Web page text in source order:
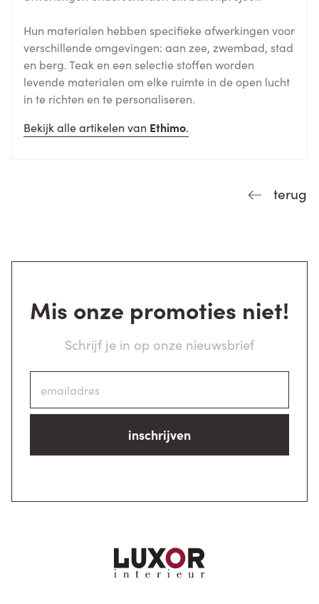
Hun materialen hebben specifieke afwerkingen voor
verschillende omgevingen: aan zee, zwembad, stad
en berg. Teak en een selectie stoffen worden
levende materialen om elke ruimte in de open lucht
in te richten en te personaliseren.
Bekijk alle artikelen van Ethimo.
terug
Mis onze promoties niet!
Schrijf je in op onze nieuwsbrief
inschrijven